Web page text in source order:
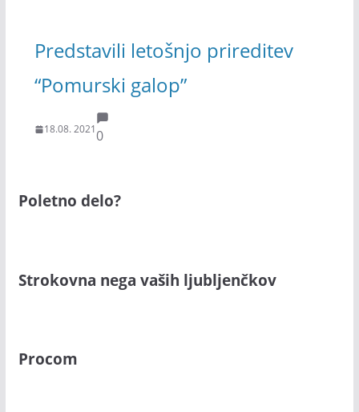
Predstavili letošnjo prireditev
“Pomurski galop”
18.08. 20210
Poletno delo?
Strokovna nega vaših ljubljenčkov
Procom